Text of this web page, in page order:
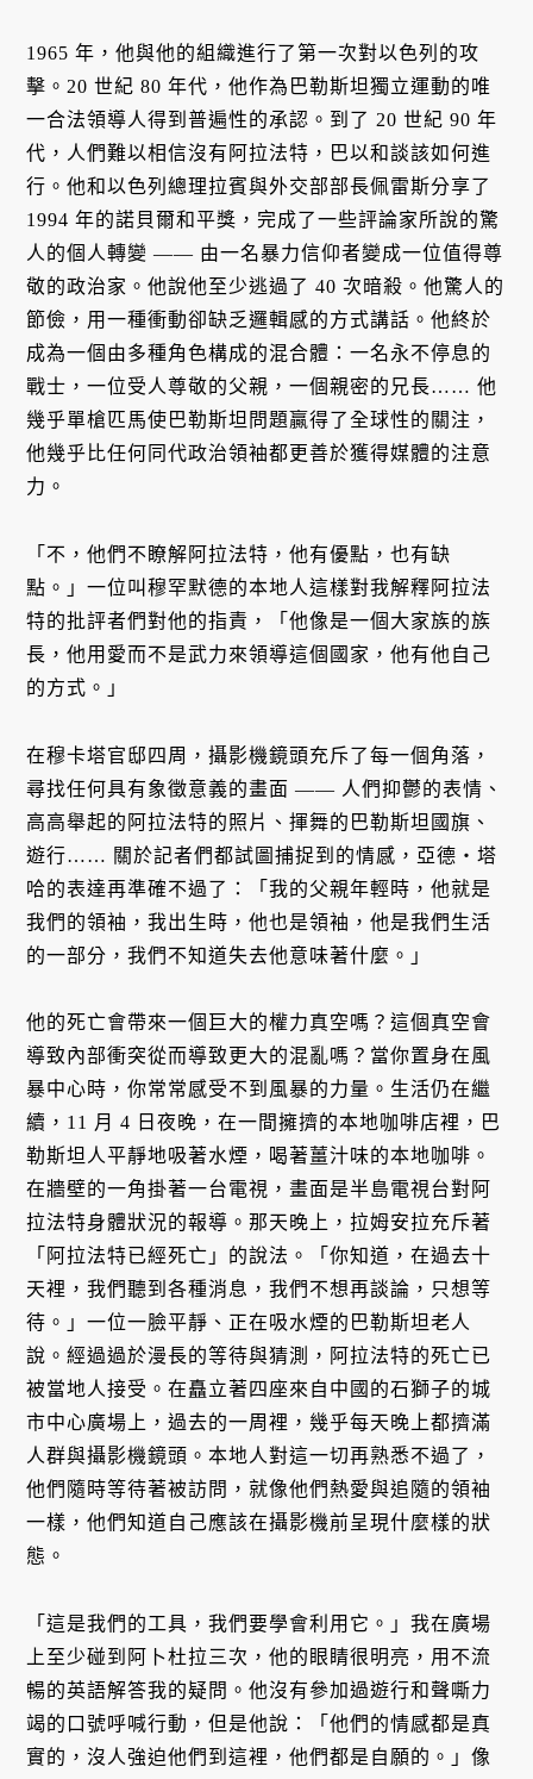
1965 年，他與他的組織進行了第一次對以色列的攻
擊。20 世紀 80 年代，他作為巴勒斯坦獨立運動的唯
一合法領導人得到普遍性的承認。到了 20 世紀 90 年
代，人們難以相信沒有阿拉法特，巴以和談該如何進
行。他和以色列總理拉賓與外交部部長佩雷斯分享了
1994 年的諾貝爾和平獎，完成了一些評論家所說的驚
人的個人轉變 —— 由一名暴力信仰者變成一位值得尊
敬的政治家。他說他至少逃過了 40 次暗殺。他驚人的
節儉，用一種衝動卻缺乏邏輯感的方式講話。他終於
成為一個由多種角色構成的混合體：一名永不停息的
戰士，一位受人尊敬的父親，一個親密的兄長…… 他
幾乎單槍匹馬使巴勒斯坦問題贏得了全球性的關注，
他幾乎比任何同代政治領袖都更善於獲得媒體的注意
力。
「不，他們不瞭解阿拉法特，他有優點，也有缺
點。」一位叫穆罕默德的本地人這樣對我解釋阿拉法
特的批評者們對他的指責，「他像是一個大家族的族
長，他用愛而不是武力來領導這個國家，他有他自己
的方式。」
在穆卡塔官邸四周，攝影機鏡頭充斥了每一個角落，
尋找任何具有象徵意義的畫面 —— 人們抑鬱的表情、
高高舉起的阿拉法特的照片、揮舞的巴勒斯坦國旗、
遊行…… 關於記者們都試圖捕捉到的情感，亞德・塔
哈的表達再準確不過了：「我的父親年輕時，他就是
我們的領袖，我出生時，他也是領袖，他是我們生活
的一部分，我們不知道失去他意味著什麼。」
他的死亡會帶來一個巨大的權力真空嗎？這個真空會
導致內部衝突從而導致更大的混亂嗎？當你置身在風
暴中心時，你常常感受不到風暴的力量。生活仍在繼
續，11 月 4 日夜晚，在一間擁擠的本地咖啡店裡，巴
勒斯坦人平靜地吸著水煙，喝著薑汁味的本地咖啡。
在牆壁的一角掛著一台電視，畫面是半島電視台對阿
拉法特身體狀況的報導。那天晚上，拉姆安拉充斥著
「阿拉法特已經死亡」的說法。「你知道，在過去十
天裡，我們聽到各種消息，我們不想再談論，只想等
待。」一位一臉平靜、正在吸水煙的巴勒斯坦老人
說。經過過於漫長的等待與猜測，阿拉法特的死亡已
被當地人接受。在矗立著四座來自中國的石獅子的城
市中心廣場上，過去的一周裡，幾乎每天晚上都擠滿
人群與攝影機鏡頭。本地人對這一切再熟悉不過了，
他們隨時等待著被訪問，就像他們熱愛與追隨的領袖
一樣，他們知道自己應該在攝影機前呈現什麼樣的狀
態。
「這是我們的工具，我們要學會利用它。」我在廣場
上至少碰到阿卜杜拉三次，他的眼睛很明亮，用不流
暢的英語解答我的疑問。他沒有參加過遊行和聲嘶力
竭的口號呼喊行動，但是他說：「他們的情感都是真
實的，沒人強迫他們到這裡，他們都是自願的。」像